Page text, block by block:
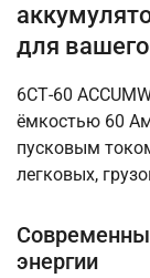
для
6СТ-60
ёмкостью 60
пусковым
легковых,
энергии